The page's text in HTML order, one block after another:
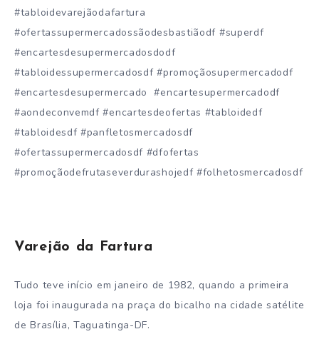
#tabloidevarejãodafartura
#ofertassupermercadossãodesbastiãodf #superdf
#encartesdesupermercadosdodf
#tabloidessupermercadosdf #promoçãosupermercadodf
#encartesdesupermercado #encartesupermercadodf
#aondeconvemdf #encartesdeofertas #tabloidedf
#tabloidesdf #panfletosmercadosdf
#ofertassupermercadosdf #dfofertas
#promoçãodefrutaseverdurashojedf #folhetosmercadosdf
Varejão da Fartura
Tudo teve início em janeiro de 1982, quando a primeira
loja foi inaugurada na praça do bicalho na cidade satélite
de Brasília, Taguatinga-DF.